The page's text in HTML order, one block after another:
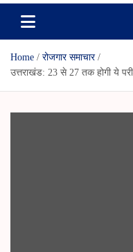
Home
रोजगार समाचार
उत्तराखंड: 23 से 27 तक होगी ये